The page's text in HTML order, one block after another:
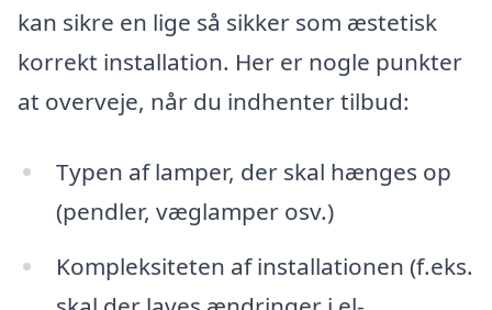
kan sikre en lige så sikker som æstetisk
korrekt installation. Her er nogle punkter
at overveje, når du indhenter tilbud:
Typen af lamper, der skal hænges op
(pendler, væglamper osv.)
Kompleksiteten af installationen (f.eks.